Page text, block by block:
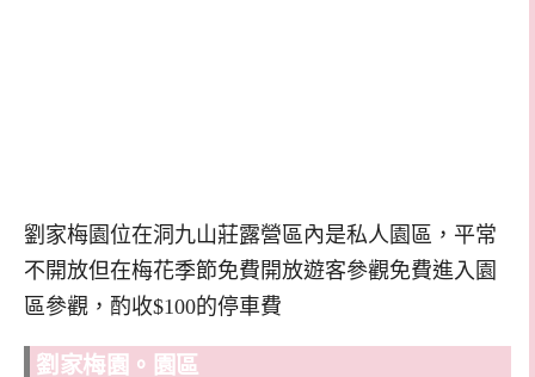
劉家梅園位在洞九山莊露營區內是私人園區，平常
不開放但在梅花季節免費開放遊客參觀免費進入園
區參觀，酌收$100的停車費
劉家梅園。園區